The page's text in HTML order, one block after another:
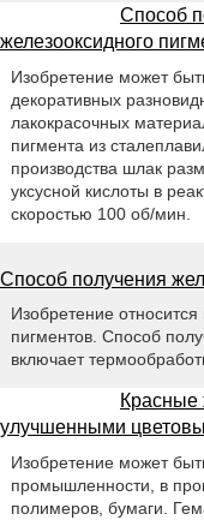
Способ
железооксидного
Изобретение может
декоративных
лакокрасочных
пигмента из
производства шлак
уксусной кислоты в
скоростью 100 об/мин.
Способ получения
Изобретение относится
пигментов. Способ
включает
Красные
улучшенными
Изобретение может
промышленности, в
полимеров, бумаги.